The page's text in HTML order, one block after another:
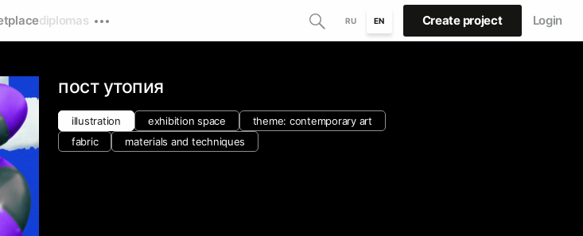
diplomas RU EN Create project Login
пост утопия
illustration exhibition space
theme: contemporary art
fabric
materials and techniques